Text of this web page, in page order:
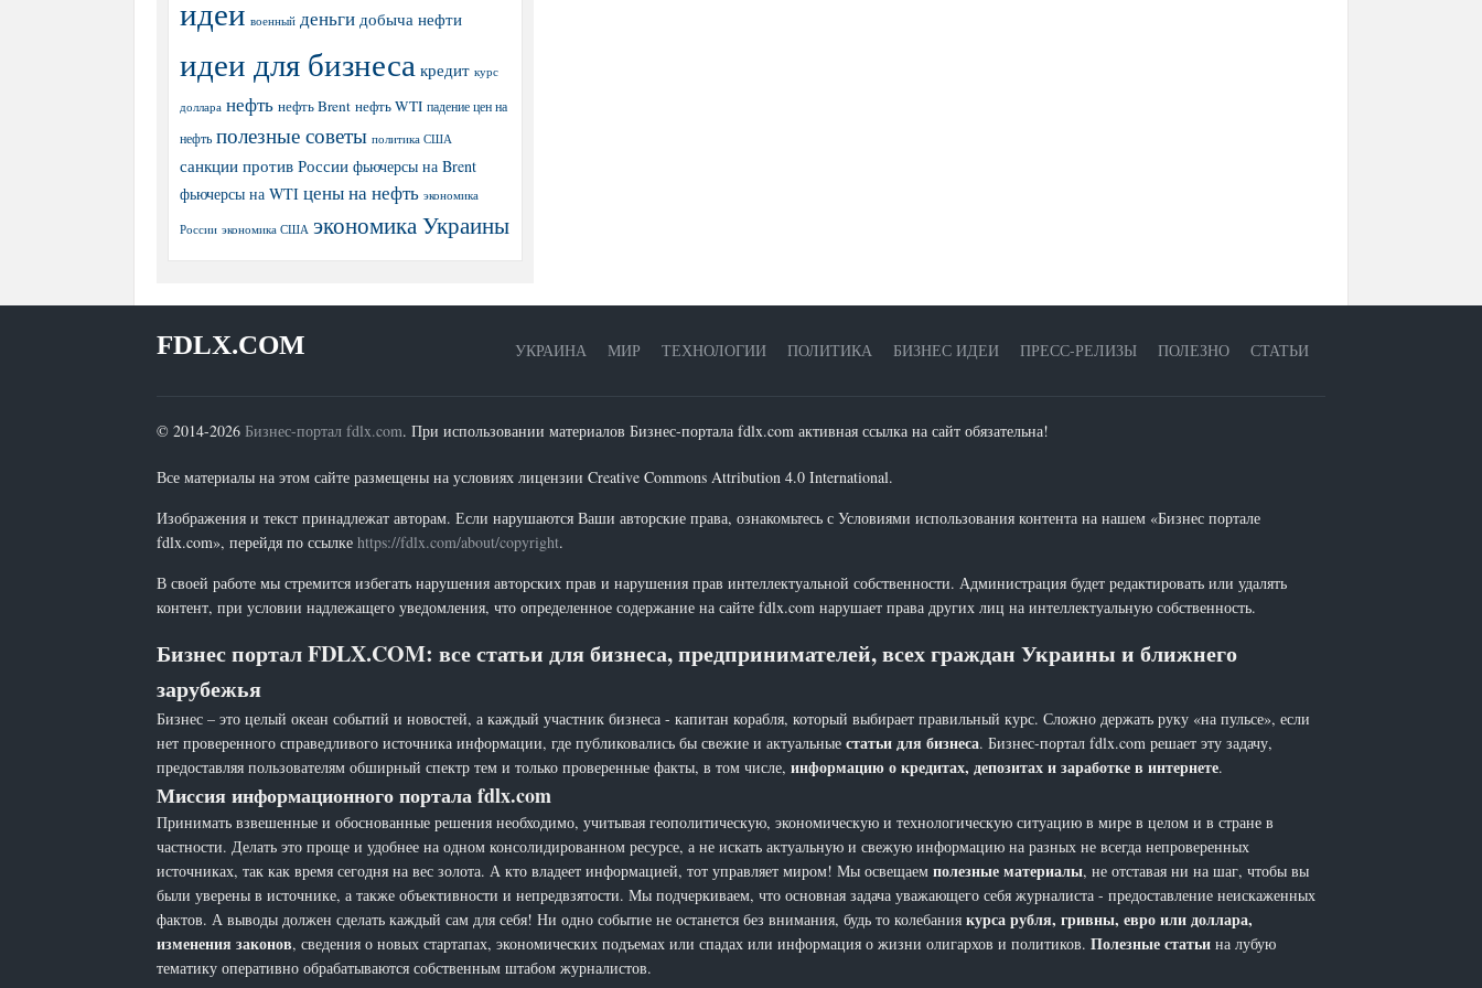
идеи военный деньги добыча нефти
идеи для бизнеса кредит курс
доллара нефть нефть Brent нефть WTI падение цен на
нефть полезные советы политика США
санкции против России фьючерсы на Brent
фьючерсы на WTI цены на нефть экономика
России экономика США экономика Украины
УКРАИНА МИР ТЕХНОЛОГИИ ПОЛИТИКА БИЗНЕС ИДЕИ ПРЕСС-РЕЛИЗЫ ПОЛЕЗНО СТАТЬИ
FDLX.COM
© 2014-2026 Бизнес-портал fdlx.com. При использовании материалов Бизнес-портала fdlx.com активная ссылка на сайт обязательна!
Все материалы на этом сайте размещены на условиях лицензии Creative Commons Attribution 4.0 International.
Изображения и текст принадлежат авторам. Если нарушаются Ваши авторские права, ознакомьтесь с Условиями использования контента на нашем «Бизнес портале
fdlx.com», перейдя по ссылке https://fdlx.com/about/copyright.
В своей работе мы стремится избегать нарушения авторских прав и нарушения прав интеллектуальной собственности. Администрация будет редактировать или удалять
контент, при условии надлежащего уведомления, что определенное содержание на сайте fdlx.com нарушает права других лиц на интеллектуальную собственность.
Бизнес портал FDLX.COM: все статьи для бизнеса, предпринимателей, всех граждан Украины и ближнего
зарубежья
Бизнес – это целый океан событий и новостей, а каждый участник бизнеса - капитан корабля, который выбирает правильный курс. Сложно держать руку «на пульсе», если
нет проверенного справедливого источника информации, где публиковались бы свежие и актуальные статьи для бизнеса. Бизнес-портал fdlx.com решает эту задачу,
предоставляя пользователям обширный спектр тем и только проверенные факты, в том числе, информацию о кредитах, депозитах и заработке в интернете.
Миссия информационного портала fdlx.com
Принимать взвешенные и обоснованные решения необходимо, учитывая геополитическую, экономическую и технологическую ситуацию в мире в целом и в стране в
частности. Делать это проще и удобнее на одном консолидированном ресурсе, а не искать актуальную и свежую информацию на разных не всегда непроверенных
источниках, так как время сегодня на вес золота. А кто владеет информацией, тот управляет миром! Мы освещаем полезные материалы, не отставая ни на шаг, чтобы вы
были уверены в источнике, а также объективности и непредвзятости. Мы подчеркиваем, что основная задача уважающего себя журналиста - предоставление неискаженных
фактов. А выводы должен сделать каждый сам для себя! Ни одно событие не останется без внимания, будь то колебания курса рубля, гривны, евро или доллара,
изменения законов, сведения о новых стартапах, экономических подъемах или спадах или информация о жизни олигархов и политиков. Полезные статьи на лубую
тематику оперативно обрабатываются собственным штабом журналистов.